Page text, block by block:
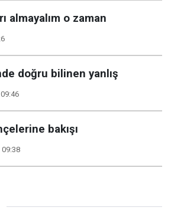
almayalım o zaman
doğru bilinen yanlış
bakışı